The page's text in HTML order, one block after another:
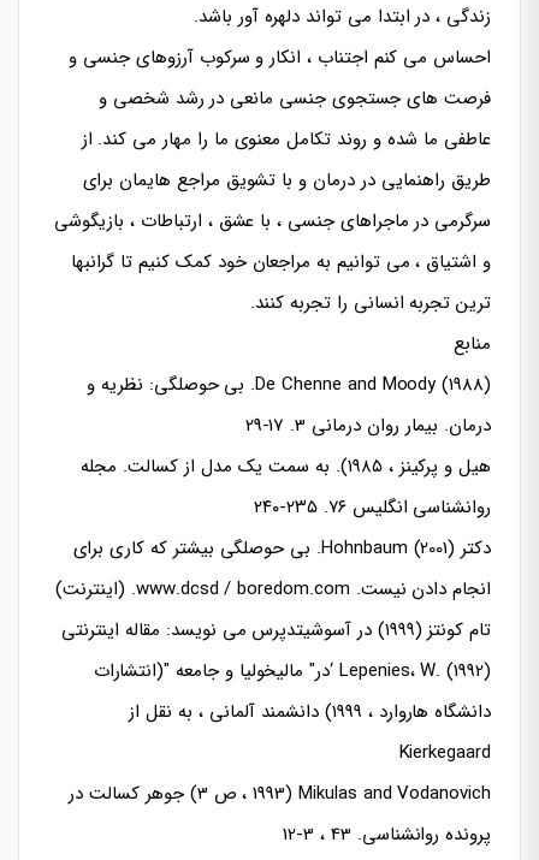
زندگی ، در ابتدا می تواند دلهره آور باشد.
احساس می کنم اجتناب ، انکار و سرکوب آرزوهای جنسی و
فرصت های جستجوی جنسی مانعی در رشد شخصی و
عاطفی ما شده و روند تکامل معنوی ما را مهار می کند. از
طریق راهنمایی در درمان و با تشویق مراجع هایمان برای
سرگرمی در ماجراهای جنسی ، با عشق ، ارتباطات ، بازیگوشی
و اشتیاق ، می توانیم به مراجعان خود کمک کنیم تا گرانبها
ترین تجربه انسانی را تجربه کنند.
منابع
De Chenne and Moody (1988). بی حوصلگی: نظریه و
درمان. بیمار روان درمانی 3. 17-29
هیل و پرکینز ، ۱۹۸۵). به سمت یک مدل از کسالت. مجله
روانشناسی انگلیس ۷۶. ۲۳۵-۲۴۰
دکتر Hohnbaum (2001). بی حوصلگی بیشتر که کاری برای
انجام دادن نیست. www.dcsd / boredom.com. (اینترنت)
تام كونتز (۱۹۹۹) در آسوشیتدپرس می نویسد: مقاله اینترنتی
Lepenies، W. (1992) ‘در" مالیخولیا و جامعه "(انتشارات
دانشگاه هاروارد ، 1999) دانشمند آلمانی ، به نقل از
Kierkegaard
Mikulas and Vodanovich (1993 ، ص 3) جوهر کسالت در
پرونده روانشناسی. 43 ، 3-12